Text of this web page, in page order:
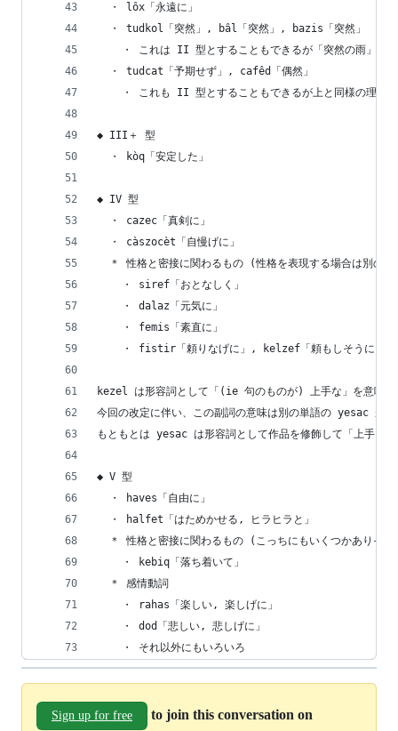
  ・ lôx「永遠に」
  ・ tudkol「突然」, bâl「突然」, bazis「突然」
・ これは II 型とすることもできるが「突然の雨」な
  ・ tudcat「予期せず」, cafêd「偶然」
・ これも II 型とすることもできるが上と同様の理由
◆ III＋ 型
  ・ kòq「安定した」
◆ IV 型
  ・ cazec「真剣に」
  ・ càszocèt「自慢げに」
＊ 性格と密接に関わるもの (性格を表現する場合は別の
    ・ siref「おとなしく」
    ・ dalaz「元気に」
    ・ femis「素直に」
    ・ fistir「頼りなげに」, kelzef「頼もしそうに」
kezel は形容詞として「(ie 句のものが) 上手な」を意味し
今回の改定に伴い、この副詞の意味は別の単語の yesac が
もともとは yesac は形容詞として作品を修飾して「上手
◆ V 型
  ・ haves「自由に」
  ・ halfet「はためかせる, ヒラヒラと」
＊ 性格と密接に関わるもの (こっちにもいくつかありそう
    ・ kebiq「落ち着いて」
  ＊ 感情動詞
    ・ rahas「楽しい, 楽しげに」
    ・ dod「悲しい, 悲しげに」
    ・ それ以外にもいろいろ
Sign up for free
to join this conversation on